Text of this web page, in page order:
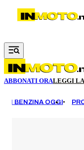
Vai al contenuto principale
ABBONATI ORALEGGI
BENZINA OGGI